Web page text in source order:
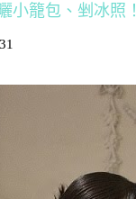
小籠包、剉冰照！